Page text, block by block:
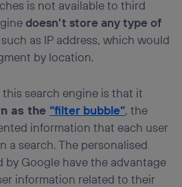
is not available to third
doesn’t store any type of
such as IP address, which would
by location.
search engine is that it
as the“filter bubble”, the
information that each user
a search. The personalised
by Google have the advantage
information related to their